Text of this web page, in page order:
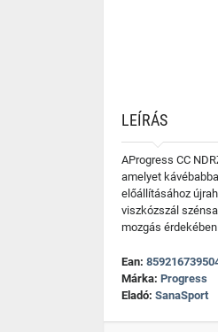
LEÍRÁS
AProgress CC
amelyet
előállításához
viszkózszál
mozgás
Ean:
Márka: Progress
Eladó: SanaSport